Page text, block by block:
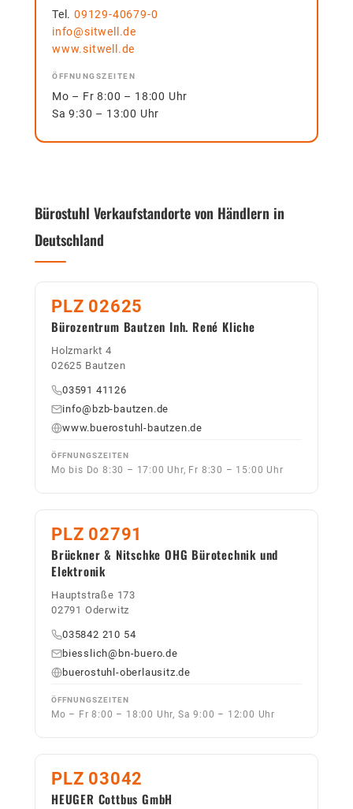
Tel. 09129-40679-0
info@sitwell.de
www.sitwell.de
ÖFFNUNGSZEITEN
Mo – Fr 8:00 – 18:00 Uhr
Sa 9:30 – 13:00 Uhr
Bürostuhl Verkaufstandorte von Händlern in
Deutschland
PLZ 02625
Bürozentrum Bautzen Inh. René Kliche
Holzmarkt 4
02625 Bautzen
03591 41126
info@bzb-bautzen.de
www.buerostuhl-bautzen.de
ÖFFNUNGSZEITEN
Mo bis Do 8:30 – 17:00 Uhr, Fr 8:30 – 15:00 Uhr
PLZ 02791
Brückner & Nitschke OHG Bürotechnik und
Elektronik
Hauptstraße 173
02791 Oderwitz
035842 210 54
biesslich@bn-buero.de
buerostuhl-oberlausitz.de
ÖFFNUNGSZEITEN
Mo – Fr 8:00 – 18:00 Uhr, Sa 9:00 – 12:00 Uhr
PLZ 03042
HEUGER Cottbus GmbH